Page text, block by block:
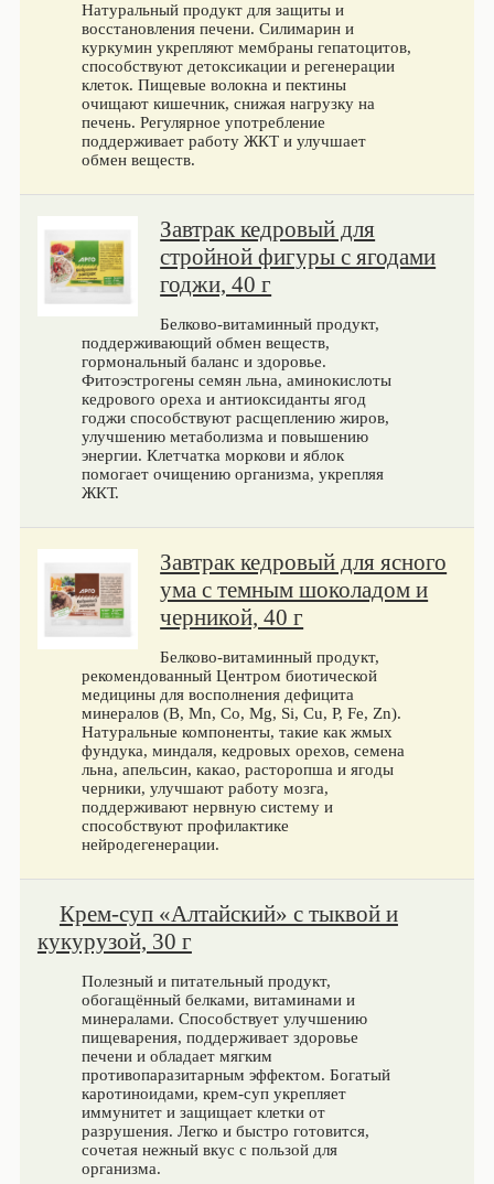
Натуральный продукт для защиты и
восстановления печени. Силимарин и
куркумин укрепляют мембраны гепатоцитов,
способствуют детоксикации и регенерации
клеток. Пищевые волокна и пектины
очищают кишечник, снижая нагрузку на
печень. Регулярное употребление
поддерживает работу ЖКТ и улучшает
обмен веществ.
Завтрак кедровый для
стройной фигуры с ягодами
годжи, 40 г
Белково-витаминный продукт,
поддерживающий обмен веществ,
гормональный баланс и здоровье.
Фитоэстрогены семян льна, аминокислоты
кедрового ореха и антиоксиданты ягод
годжи способствуют расщеплению жиров,
улучшению метаболизма и повышению
энергии. Клетчатка моркови и яблок
помогает очищению организма, укрепляя
ЖКТ.
Завтрак кедровый для ясного
ума с темным шоколадом и
черникой, 40 г
Белково-витаминный продукт,
рекомендованный Центром биотической
медицины для восполнения дефицита
минералов (B, Mn, Co, Mg, Si, Cu, P, Fe, Zn).
Натуральные компоненты, такие как жмых
фундука, миндаля, кедровых орехов, семена
льна, апельсин, какао, расторопша и ягоды
черники, улучшают работу мозга,
поддерживают нервную систему и
способствуют профилактике
нейродегенерации.
Крем-суп «Алтайский» с тыквой и
кукурузой, 30 г
Полезный и питательный продукт,
обогащённый белками, витаминами и
минералами. Способствует улучшению
пищеварения, поддерживает здоровье
печени и обладает мягким
противопаразитарным эффектом. Богатый
каротиноидами, крем-суп укрепляет
иммунитет и защищает клетки от
разрушения. Легко и быстро готовится,
сочетая нежный вкус с пользой для
организма.